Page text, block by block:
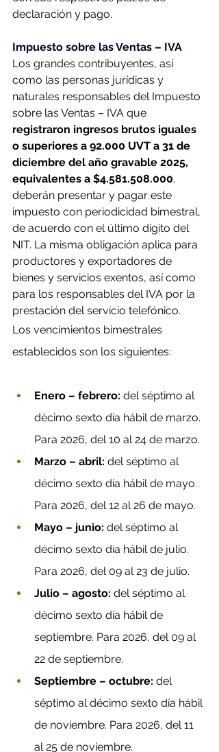
declaración y pago.
Impuesto sobre las Ventas – IVA
Los grandes contribuyentes, así
como las personas jurídicas y
naturales responsables del Impuesto
sobre las Ventas – IVA que
registraron ingresos brutos iguales
o superiores a 92.000 UVT a 31 de
diciembre del año gravable 2025,
equivalentes a $4.581.508.000,
deberán presentar y pagar este
impuesto con periodicidad bimestral,
de acuerdo con el último dígito del
NIT. La misma obligación aplica para
productores y exportadores de
bienes y servicios exentos, así como
para los responsables del IVA por la
prestación del servicio telefónico.
Los vencimientos bimestrales
establecidos son los siguientes:
Enero – febrero: del séptimo al
décimo sexto día hábil de marzo.
Para 2026, del 10 al 24 de marzo.
Marzo – abril: del séptimo al
décimo sexto día hábil de mayo.
Para 2026, del 12 al 26 de mayo.
Mayo – junio: del séptimo al
décimo sexto día hábil de julio.
Para 2026, del 09 al 23 de julio.
Julio – agosto: del séptimo al
décimo sexto día hábil de
septiembre. Para 2026, del 09 al
22 de septiembre.
Septiembre – octubre: del
séptimo al décimo sexto día hábil
de noviembre. Para 2026, del 11
al 25 de noviembre.